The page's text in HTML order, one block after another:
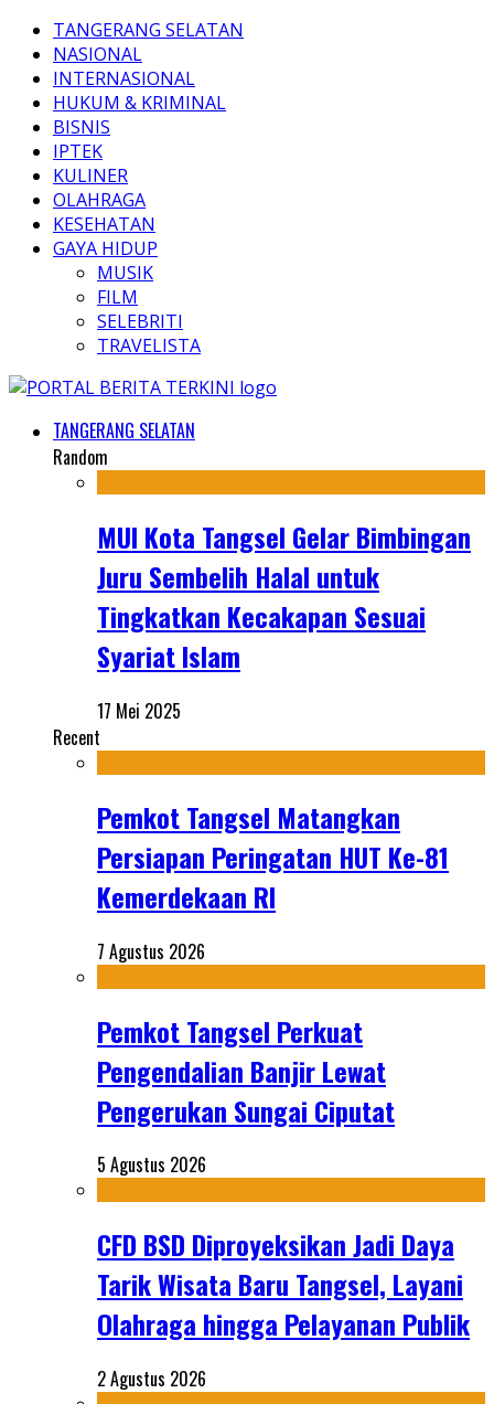
TANGERANG SELATAN
NASIONAL
INTERNASIONAL
HUKUM & KRIMINAL
BISNIS
IPTEK
KULINER
OLAHRAGA
KESEHATAN
GAYA HIDUP
MUSIK
FILM
SELEBRITI
TRAVELISTA
TANGERANG SELATAN
Random
MUI Kota Tangsel Gelar Bimbingan
Juru Sembelih Halal untuk
Tingkatkan Kecakapan Sesuai
Syariat Islam
17 Mei 2025
Recent
Pemkot Tangsel Matangkan
Persiapan Peringatan HUT Ke-81
Kemerdekaan RI
7 Agustus 2026
Pemkot Tangsel Perkuat
Pengendalian Banjir Lewat
Pengerukan Sungai Ciputat
5 Agustus 2026
CFD BSD Diproyeksikan Jadi Daya
Tarik Wisata Baru Tangsel, Layani
Olahraga hingga Pelayanan Publik
2 Agustus 2026